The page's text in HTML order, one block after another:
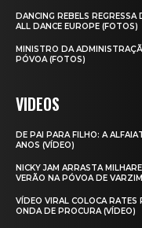
DANCING REBELS
ALL DANCE EUROPE (FOTOS)
MINISTRO DA
PÓVOA (FOTOS)
VIDEOS
DE PAI PARA FILHO: A
ANOS (VÍDEO)
NICKY JAM ARRASTA
VERÃO NA PÓVOA DE
VÍDEO VIRAL COLOCA RATES
ONDA DE PROCURA (VÍDEO)